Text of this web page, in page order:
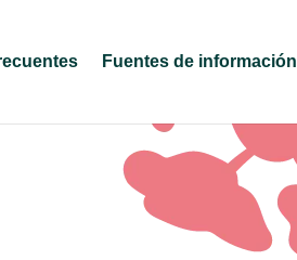
Fuentes de información